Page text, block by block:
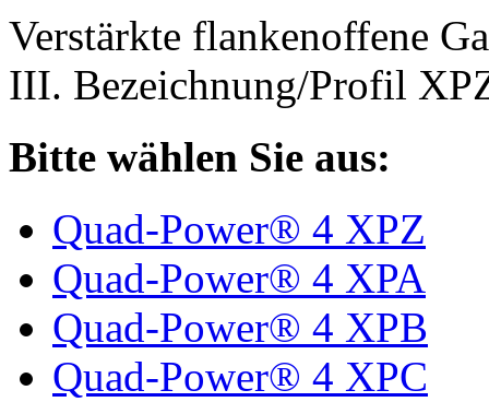
Verstärkte flankenoffene
III. Bezeichnung/Profil
Bitte wählen Sie aus:
Quad-Power® 4 XPZ
Quad-Power® 4 XPA
Quad-Power® 4 XPB
Quad-Power® 4 XPC